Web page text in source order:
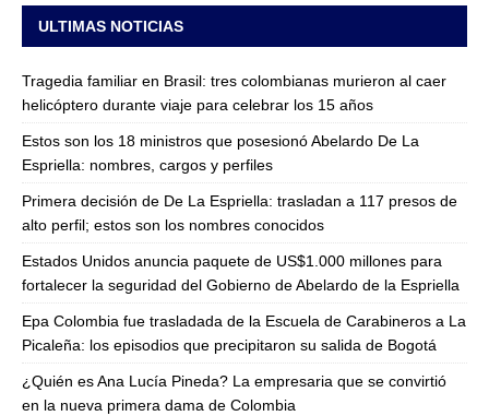
ULTIMAS NOTICIAS
Tragedia familiar en Brasil: tres colombianas murieron al caer
helicóptero durante viaje para celebrar los 15 años
Estos son los 18 ministros que posesionó Abelardo De La
Espriella: nombres, cargos y perfiles
Primera decisión de De La Espriella: trasladan a 117 presos de
alto perfil; estos son los nombres conocidos
Estados Unidos anuncia paquete de US$1.000 millones para
fortalecer la seguridad del Gobierno de Abelardo de la Espriella
Epa Colombia fue trasladada de la Escuela de Carabineros a La
Picaleña: los episodios que precipitaron su salida de Bogotá
¿Quién es Ana Lucía Pineda? La empresaria que se convirtió
en la nueva primera dama de Colombia